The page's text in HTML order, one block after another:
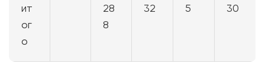
ит
ог
о
28
8
32 5 30